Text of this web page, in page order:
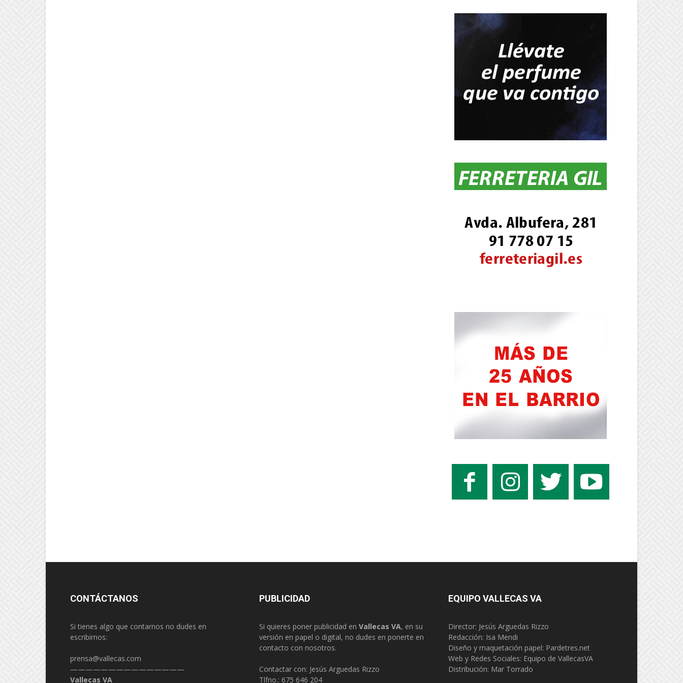
CONTÁCTANOS
Si tienes algo que contarnos no dudes en
escribirnos:
prensa@vallecas.com
———————————————
Vallecas VA
PUBLICIDAD
Si quieres poner publicidad en Vallecas VA, en su
versión en papel o digital, no dudes en ponerte en
contacto con nosotros.
Contactar con: Jesús Arguedas Rizzo
Tlfno.: 675 646 204
EQUIPO VALLECAS VA
Director: Jesús Arguedas Rizzo
Redacción: Isa Mendi
Diseño y maquetación papel: Pardetres.net
Web y Redes Sociales: Equipo de VallecasVA
Distribución: Mar Torrado